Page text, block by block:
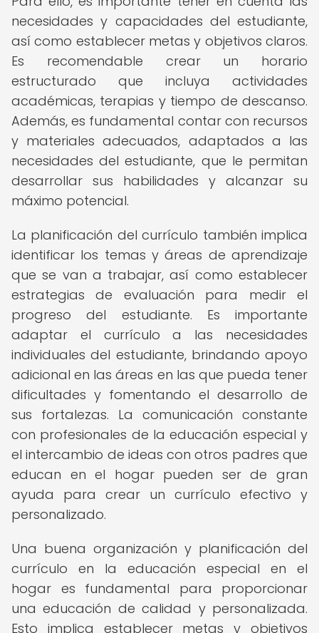
necesidades y capacidades del estudiante,
así como establecer metas y objetivos claros.
Es recomendable crear un horario
estructurado que incluya actividades
académicas, terapias y tiempo de descanso.
Además, es fundamental contar con recursos
y materiales adecuados, adaptados a las
necesidades del estudiante, que le permitan
desarrollar sus habilidades y alcanzar su
máximo potencial.
La planificación del currículo también implica
identificar los temas y áreas de aprendizaje
que se van a trabajar, así como establecer
estrategias de evaluación para medir el
progreso del estudiante. Es importante
adaptar el currículo a las necesidades
individuales del estudiante, brindando apoyo
adicional en las áreas en las que pueda tener
dificultades y fomentando el desarrollo de
sus fortalezas. La comunicación constante
con profesionales de la educación especial y
el intercambio de ideas con otros padres que
educan en el hogar pueden ser de gran
ayuda para crear un currículo efectivo y
personalizado.
Una buena organización y planificación del
currículo en la educación especial en el
hogar es fundamental para proporcionar
una educación de calidad y personalizada.
Esto implica establecer metas y objetivos